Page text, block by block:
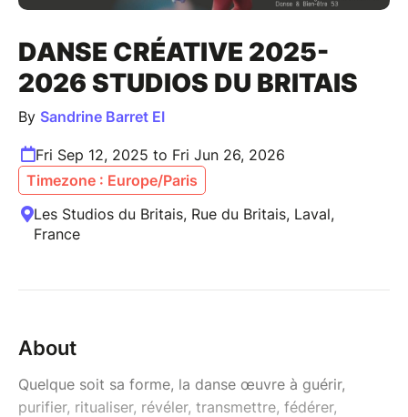
DANSE CRÉATIVE 2025-
2026 STUDIOS DU BRITAIS
By Sandrine Barret EI
Fri Sep 12, 2025 to Fri Jun 26, 2026
Timezone : Europe/Paris
Les Studios du Britais, Rue du Britais, Laval,
France
About
Quelque soit sa forme, la danse œuvre à guérir,
purifier, ritualiser, révéler, transmettre, fédérer,